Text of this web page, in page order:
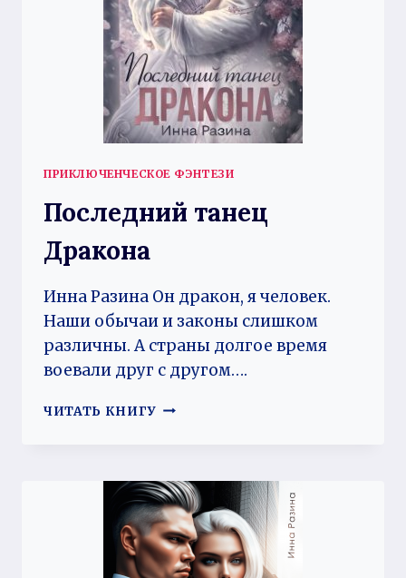
ПРИКЛЮЧЕНЧЕСКОЕ ФЭНТЕЗИ
Последний танец
Дракона
Инна Разина Он дракон, я человек.
Наши обычаи и законы слишком
различны. А страны долгое время
воевали друг с другом….
ЧИТАТЬ КНИГУ ПОСЛЕДНИЙ